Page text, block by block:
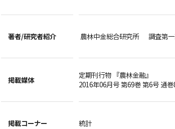
著者/研究者紹介 農林中金総合研究所 調査第一
掲載媒体
定期刊行物 『農林金融』
2016年06月号 第69巻 第6号 通
掲載コーナー 統計